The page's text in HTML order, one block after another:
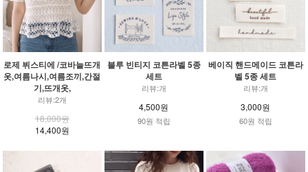
로제 뷔스티에 /코바늘뜨개
옷,여름나시,여름조끼,간절
기,뜨개옷,
리뷰:2개
18,000원
14,400원
블루 빈티지 코튼라벨 5종
세트
리뷰:개
4,500원
90원 적립
베이직 핸드메이드 코튼라
벨 5종 세트
리뷰:개
3,000원
60원 적립